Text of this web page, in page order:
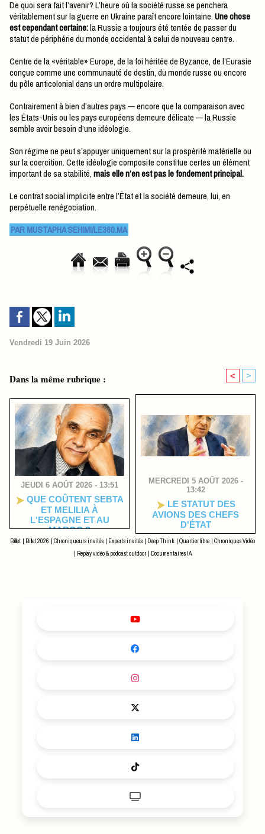
De quoi sera fait l’avenir? L’heure où la société russe se penchera
véritablement sur la guerre en Ukraine paraît encore lointaine.Une chose
est cependant certaine:la Russie a toujours été tentée de passer du
statut de périphérie du monde occidental à celui de nouveau centre.
Centre de la «véritable» Europe, de la foi héritée de Byzance, de l’Eurasie
conçue comme une communauté de destin, du monde russe ou encore
du pôle anticolonial dans un ordre multipolaire.
Contrairement à bien d’autres pays — encore que la comparaison avec
les États-Unis ou les pays européens demeure délicate — la Russie
semble avoir besoin d’une idéologie.
Son régime ne peut s’appuyer uniquement sur la prospérité matérielle ou
sur la coercition. Cette idéologie composite constitue certes un élément
important de sa stabilité,mais elle n’en est pas le fondement principal.
Le contrat social implicite entre l’État et la société demeure, lui, en
perpétuelle renégociation.
PAR MUSTAPHA SEHIMI/LE360.MA
Vendredi 19 Juin 2026
Dans la même rubrique : < >
JEUDI 6 AOÛT 2026 - 13:51
QUE COÛTENT SEBTA
ET MELILIA À
L'ESPAGNE ET AU
MAROC ?
MERCREDI 5 AOÛT 2026 -
13:42
LE STATUT DES
AVIONS DES CHEFS
D'ÉTAT
Billet | Billet 2026 | Chroniqueurs invités | Experts invités | Deep Think | Quartier libre | Chroniques Vidéo
| Replay vidéo & podcast outdoor | Documentaires IA